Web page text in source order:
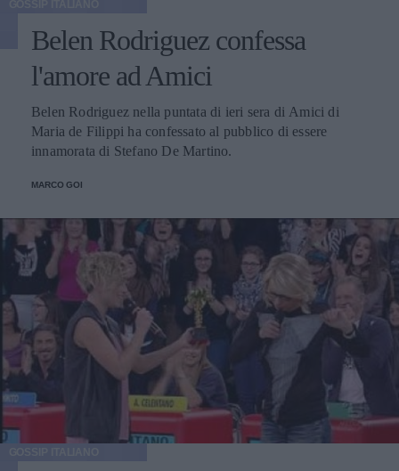
Belen Rodriguez confessa
l'amore ad Amici
Belen Rodriguez nella puntata di ieri sera di Amici di
Maria de Filippi ha confessato al pubblico di essere
innamorata di Stefano De Martino.
MARCO GOI